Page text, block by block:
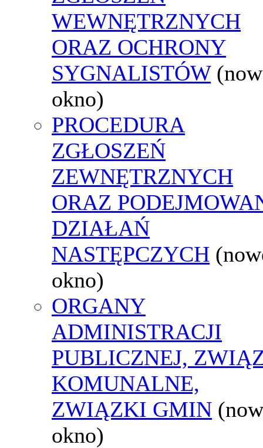
WEWNĘTRZNYCH
ORAZ OCHRONY
SYGNALISTÓW
okno)
PROCEDURA
ZGŁOSZEŃ
ZEWNĘTRZNYCH
ORAZ
DZIAŁAŃ
NASTĘPCZYCH
okno)
ORGANY
ADMINISTRACJI
PUBLICZNEJ,
KOMUNALNE,
ZWIĄZKI GMIN
okno)